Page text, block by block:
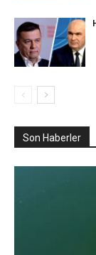
Son Haberler